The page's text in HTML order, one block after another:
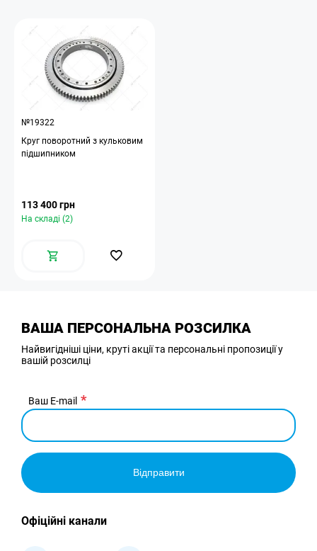
№19322
Круг поворотний з кульковим
підшипником
113 400 грн
На складі (2)
ВАША ПЕРСОНАЛЬНА РОЗСИЛКА
Найвигідніші ціни, круті акції та персональні пропозиції у
вашій розсилці
Ваш E-mail
Відправити
Офіційні канали